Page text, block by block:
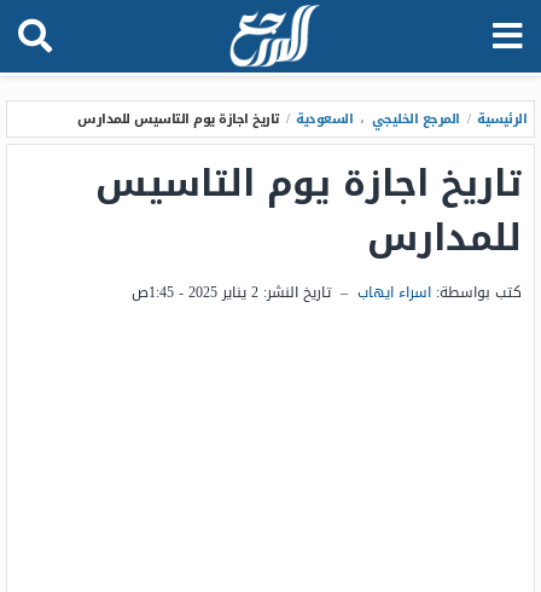
الرئيسية / المرجع الخليجي ، السعودية / تاريخ اجازة يوم التاسيس للمدارس
تاريخ اجازة يوم التاسيس
للمدارس
كتب بواسطة: اسراء ايهاب – تاريخ النشر: 2 يناير 2025 - 1:45ص